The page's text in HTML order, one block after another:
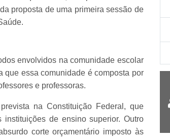
proposta de uma primeira sessão de
envolvidos na comunidade escolar
que essa comunidade é composta por
e professoras.
na Constituição Federal, que
de ensino superior. Outro
corte orçamentário imposto às